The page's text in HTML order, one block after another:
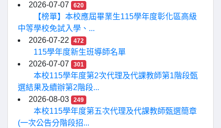
2026-07-07
620
【榜單】本校應屆畢業生115學年度彰化區高級
中等學校免試入學、...
2026-07-22
472
115學年度新生班導師名單
2026-07-07
301
本校115學年度第2次代理及代課教師第1階段甄
選結果及續辦第2階段...
2026-08-03
249
本校115學年度第五次代理及代課教師甄選簡章
(一次公告分階段招...